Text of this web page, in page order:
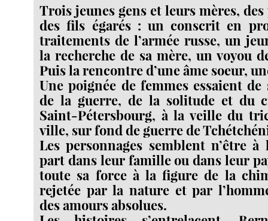
Trois jeunes gens et leurs mères,
des fils égarés : un conscrit en
traitements de l’armée russe, un
la recherche de sa mère, un voyou
Puis la rencontre d’une âme soeur,
Une poignée de femmes essaient
de la guerre, de la solitude et du
Saint-Pétersbourg, à la veille du
ville, sur fond de guerre de
Les personnages semblent n’être
part dans leur famille ou dans leur
toute sa force à la figure de la
rejetée par la nature et par
des amours absolues.